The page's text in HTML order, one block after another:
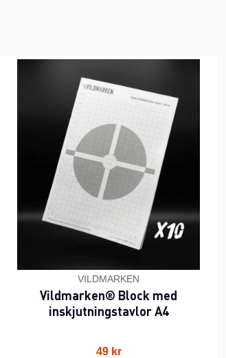
VILDMARKEN
Vildmarken® Block med
inskjutningstavlor A4
49 kr